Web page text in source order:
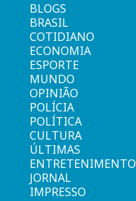
BLOGS
BRASIL
COTIDIANO
ECONOMIA
ESPORTE
MUNDO
OPINIÃO
POLÍCIA
POLÍTICA
CULTURA
ÚLTIMAS
ENTRETENIMENTO
JORNAL
IMPRESSO